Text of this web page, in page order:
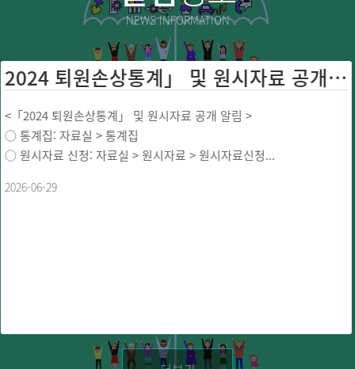
NEWS INFORMATION
2024 퇴원손상통계」 및 원시자료 공개 ...
<「2024 퇴원손상통계」 및 원시자료 공개 알림 >
○ 통계집: 자료실 > 통계집
○ 원시자료 신청: 자료실 > 원시자료 > 원시자료신청...
2026-06-29